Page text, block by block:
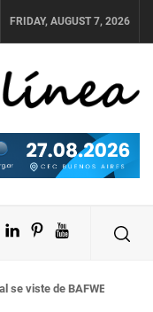
FRIDAY, AUGUST 7, 2026
LinkedIn
PinterestYouTube
se viste de BAFWEEK: